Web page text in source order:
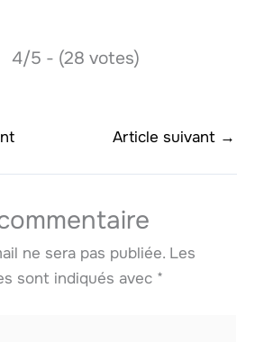
4/5 - (28 votes)
Article suivant →
ne sera pas publiée. Les
sont indiqués avec *